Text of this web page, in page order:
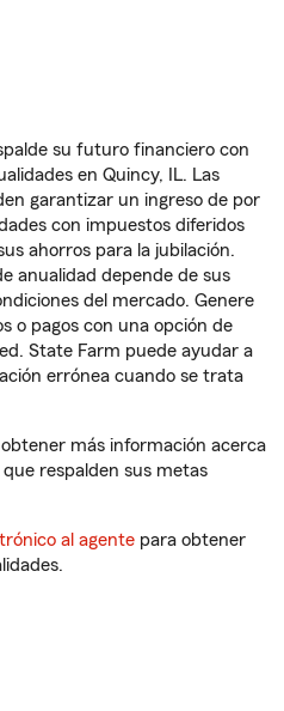
su futuro financiero con
en Quincy, IL. Las
garantizar un ingreso de por
con impuestos diferidos
ahorros para la jubilación.
anualidad depende de sus
del mercado. Genere
o pagos con una opción de
State Farm puede ayudar a
errónea cuando se trata
más información acerca
respalden sus metas
al agente para obtener